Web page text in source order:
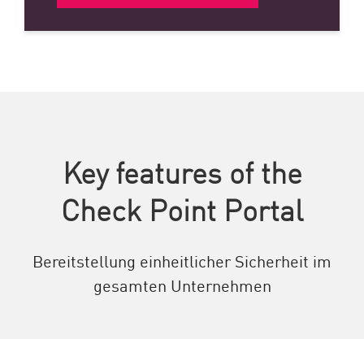
Key features of the
Check Point Portal
Bereitstellung einheitlicher Sicherheit im
gesamten Unternehmen